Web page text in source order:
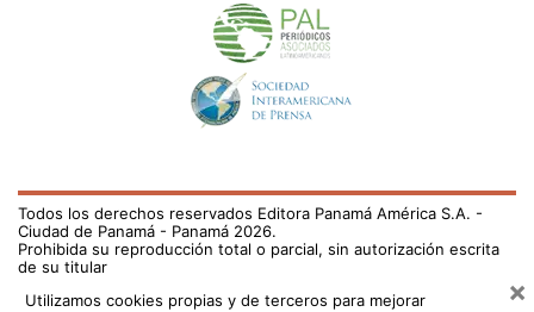
Todos los derechos reservados Editora Panamá América S.A. -
Ciudad de Panamá - Panamá 2026.
Prohibida su reproducción total o parcial, sin autorización escrita
de su titular
Utilizamos cookies propias y de terceros para mejorar
×